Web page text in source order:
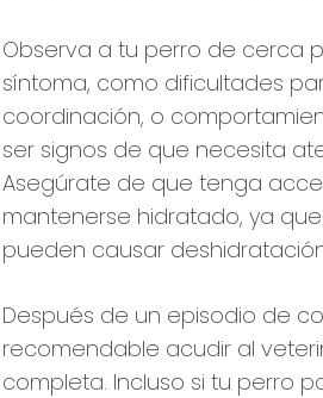
Observa a tu perro de cerca
síntoma, como dificultades
coordinación, o
ser signos de que necesita
Asegúrate de que tenga
mantenerse hidratado, ya
pueden causar
Después de un episodio de
recomendable acudir al
completa. Incluso si tu perro